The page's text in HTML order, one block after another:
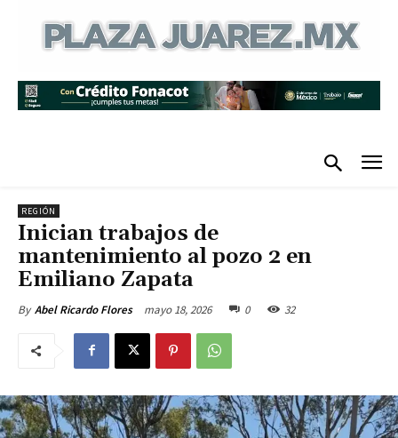
REGIÓN
Inician trabajos de
mantenimiento al pozo 2 en
Emiliano Zapata
By Abel Ricardo Flores mayo 18, 2026 0 32